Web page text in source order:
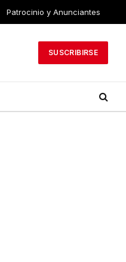
Patrocinio y Anunciantes
SUSCRIBIRSE